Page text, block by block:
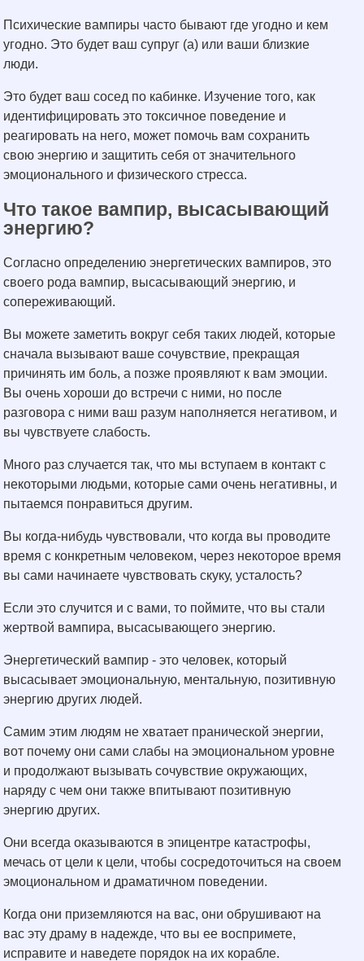
Психические вампиры часто бывают где угодно и кем
угодно. Это будет ваш супруг (а) или ваши близкие
люди.
Это будет ваш сосед по кабинке. Изучение того, как
идентифицировать это токсичное поведение и
реагировать на него, может помочь вам сохранить
свою энергию и защитить себя от значительного
эмоционального и физического стресса.
Что такое вампир, высасывающий
энергию?
Согласно определению энергетических вампиров, это
своего рода вампир, высасывающий энергию, и
сопереживающий.
Вы можете заметить вокруг себя таких людей, которые
сначала вызывают ваше сочувствие, прекращая
причинять им боль, а позже проявляют к вам эмоции.
Вы очень хороши до встречи с ними, но после
разговора с ними ваш разум наполняется негативом, и
вы чувствуете слабость.
Много раз случается так, что мы вступаем в контакт с
некоторыми людьми, которые сами очень негативны, и
пытаемся понравиться другим.
Вы когда-нибудь чувствовали, что когда вы проводите
время с конкретным человеком, через некоторое время
вы сами начинаете чувствовать скуку, усталость?
Если это случится и с вами, то поймите, что вы стали
жертвой вампира, высасывающего энергию.
Энергетический вампир - это человек, который
высасывает эмоциональную, ментальную, позитивную
энергию других людей.
Самим этим людям не хватает пранической энергии,
вот почему они сами слабы на эмоциональном уровне
и продолжают вызывать сочувствие окружающих,
наряду с чем они также впитывают позитивную
энергию других.
Они всегда оказываются в эпицентре катастрофы,
мечась от цели к цели, чтобы сосредоточиться на своем
эмоциональном и драматичном поведении.
Когда они приземляются на вас, они обрушивают на
вас эту драму в надежде, что вы ее воспримете,
исправите и наведете порядок на их корабле.